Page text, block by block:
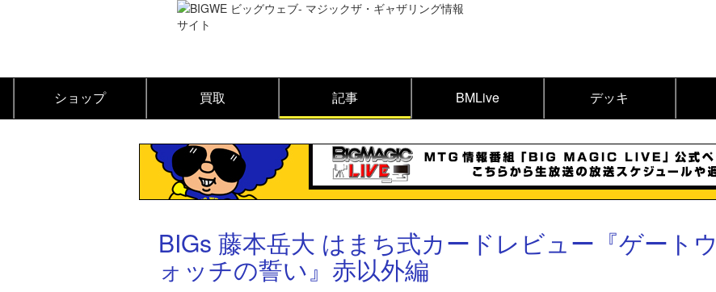
ショップ 買取 記事 BMLive デッキ
BIGs 藤本岳大 はまち式カードレビュー『ゲートウ
ォッチの誓い』赤以外編